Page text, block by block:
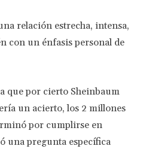
relación estrecha, intensa,
con un énfasis personal de
que por cierto Sheinbaum
un acierto, los 2 millones
por cumplirse en
una pregunta específica